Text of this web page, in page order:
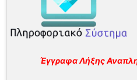
Έγγραφα Λήξης